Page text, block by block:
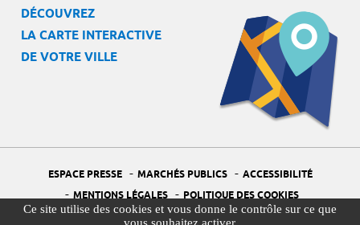
Ce site utilise des cookies et vous donne le contrôle sur ce que
DÉCOUVREZ
LA CARTE INTERACTIVE
DE VOTRE VILLE
ESPACE PRESSE - MARCHÉS PUBLICS - ACCESSIBILITÉ
- MENTIONS LÉGALES - POLITIQUE DES COOKIES
PORTAIL DÉLÉGUÉ À LA PROTECTION DES DONNÉES - PLAN DU SITE